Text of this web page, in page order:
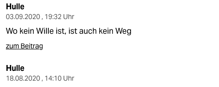
Hulle
03.09.2020 , 19:32 Uhr
Wo kein Wille ist, ist auch kein Weg
zum Beitrag
Hulle
18.08.2020 , 14:10 Uhr